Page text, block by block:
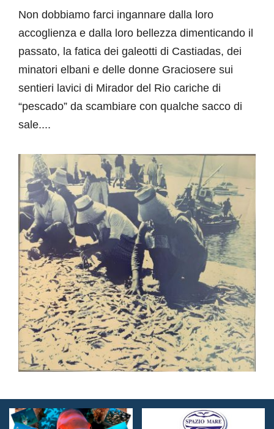
Non dobbiamo farci ingannare dalla loro
accoglienza e dalla loro bellezza dimenticando il
passato, la fatica dei galeotti di Castiadas, dei
minatori elbani e delle donne Graciosere sui
sentieri lavici di Mirador del Rio cariche di
“pescado” da scambiare con qualche sacco di
sale....